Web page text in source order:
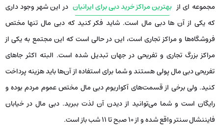
مجموعه ای از بهترین مراکز خرید دبی برای ایرانیان در این شهر وجود داری
که یکی از آن ها دبی مال است. شاید فکر کنید که دبی مال تنها مختص
فروشگاه‌ها و مراکز تجاری است، این در حالی است که این مجتمع به یکی از
مراکز بزرگ تجاری و تفریحی در جهان تبدیل شده است. البته اکثر جاهای
تفریحی دبی مال پولی هستند و شما برای استفاده از آن‌ها باید هزینه پرداخت
کنید. ولی برخی از قسمت‌های آکواریوم دبی مال مختص عموم مردم بوده و
رایگان است و شما می‌توانید از دیدن آن لذت ببرید. دبی مال در خیابان
فایننشال سنتر واقع شده و از ۱۰ صبح تا ۱۱ شب باز است.